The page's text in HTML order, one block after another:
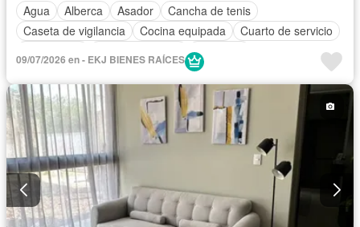
Agua
Alberca Asador
Cancha de tenis
Caseta de vigilancia
Cocina equipada
Cuarto de servicio
Estacionamiento
Gimnasio
Sala polivalente
Vista panorámica
Sin amueblar
09/07/2026 en - EKJ BIENES RAÍCES